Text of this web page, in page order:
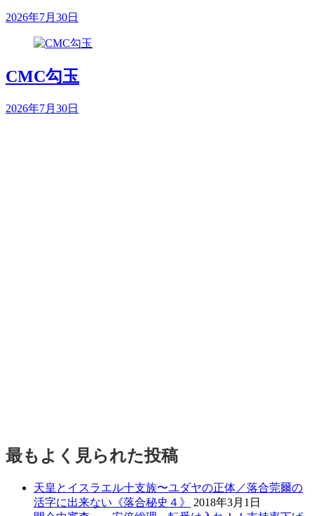
2026年7月30日
CMC勾玉
2026年7月30日
最もよく見られた投稿
天皇とイスラエル十支族〜ユダヤの正体／落合莞爾の
活字に出来ない《落合秘史４》
2018年3月1日